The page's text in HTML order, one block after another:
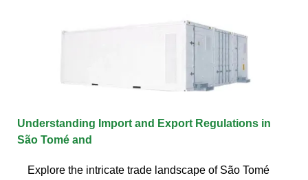
Understanding Import and Export Regulations in
São Tomé and
Explore the intricate trade landscape of São Tomé